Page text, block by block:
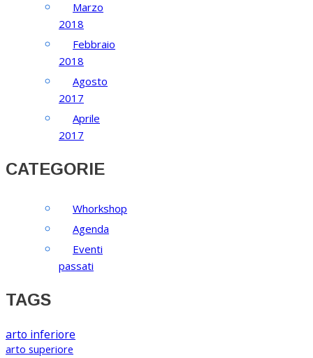
Marzo
2018
Febbraio
2018
Agosto
2017
Aprile
2017
CATEGORIE
Whorkshop
Agenda
Eventi
passati
TAGS
arto inferiore
arto superiore